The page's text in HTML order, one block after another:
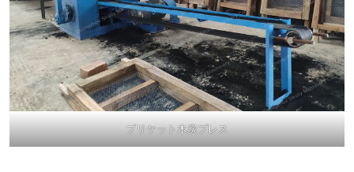
ブリケット木炭プレス